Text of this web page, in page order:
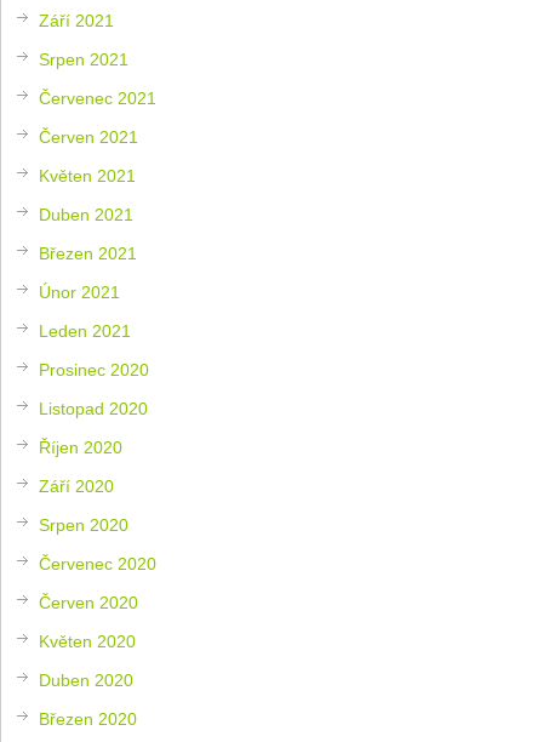
Září 2021
Srpen 2021
Červenec 2021
Červen 2021
Květen 2021
Duben 2021
Březen 2021
Únor 2021
Leden 2021
Prosinec 2020
Listopad 2020
Říjen 2020
Září 2020
Srpen 2020
Červenec 2020
Červen 2020
Květen 2020
Duben 2020
Březen 2020